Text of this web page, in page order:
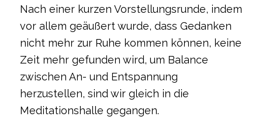
Nach einer kurzen Vorstellungsrunde, indem
vor allem geäußert wurde, dass Gedanken
nicht mehr zur Ruhe kommen können, keine
Zeit mehr gefunden wird, um Balance
zwischen An- und Entspannung
herzustellen, sind wir gleich in die
Meditationshalle gegangen.